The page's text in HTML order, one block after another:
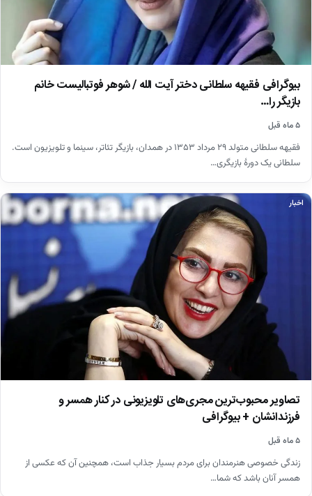
بیوگرافی فقیهه سلطانی دختر آیت الله / شوهر فوتبالیست خانم
بازیگر را…
۵ ماه قبل
فقیهه سلطانی متولد ۲۹ مرداد ۱۳۵۳ در همدان، بازیگر تئاتر، سینما و تلویزیون است.
سلطانی یک دورهٔ بازیگری…
اخبار
تصاویر محبوب‌ترین مجری‌های تلویزیونی در کنار همسر و
فرزندانشان + بیوگرافی
۵ ماه قبل
زندگی خصوصی هنرمندان برای مردم بسیار جذاب است، همچنین آن که عکسی از
همسر آنان باشد که شما…